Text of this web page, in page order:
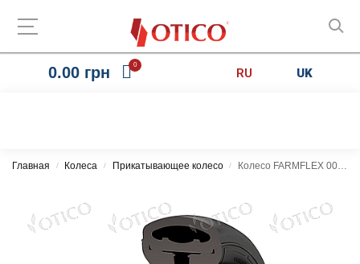
0.00 грн 0
RU UK
Главная / Колеса / Прикатывающее колесо / Колесо FARMFLEX 008341.03 300×100